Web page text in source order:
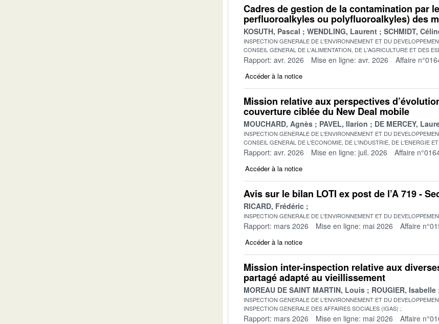
Cadres de gestion de la contamination par
perfluoroalkyles ou polyfluoroalkyles) des
KOSUTH, Pascal WENDLING, Laurent SCHMIDT,
INSPECTION GENERALE DE L'ENVIRONNEMENT ET DU
CONSEIL GENERAL DE L'ALIMENTATION, DE L'AGRICULTURE ET DES
Rapport: avr. 2026 Mise en ligne: avr. 2026 Affaire
Accéder à la notice
Mission relative aux perspectives
couverture ciblée du New Deal mobile
MOUCHARD, Agnès PAVEL, Ilarion DE MERCEY,
INSPECTION GENERALE DE L'ENVIRONNEMENT ET DU
CONSEIL GENERAL DE L'ECONOMIE, DE L'INDUSTRIE, DE L'ENERGIE
Rapport: avr. 2026 Mise en ligne: juil. 2026 Affaire
Accéder à la notice
Avis sur le bilan LOTI ex post de l’A 719 -
RICARD, Frédéric
INSPECTION GENERALE DE L'ENVIRONNEMENT ET DU
Rapport: mars 2026 Mise en ligne: mai 2026 Affaire
Accéder à la notice
Mission inter-inspection relative aux
partagé adapté au vieillissement
MOREAU DE SAINT MARTIN, Louis ROUGIER, Isabelle
INSPECTION GENERALE DE L'ENVIRONNEMENT ET DU
INSPECTION GENERALE DES AFFAIRES SOCIALES (IGAS)
Rapport: mars 2026 Mise en ligne: mai 2026 Affaire